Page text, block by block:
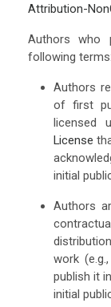
Attribution-
Authors who
following terms:
Authors
of first
licensed
License
initial
Authors
work
publish it
initial